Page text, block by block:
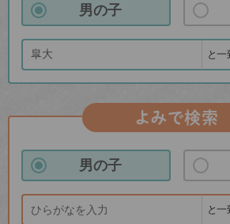
男の子
よみで検索
男の子